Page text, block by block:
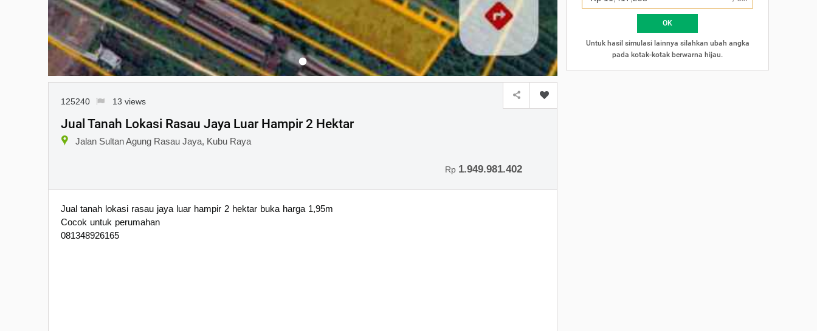
125240 13 views
Jual Tanah Lokasi Rasau Jaya Luar Hampir 2 Hektar
Jalan Sultan Agung Rasau Jaya, Kubu Raya
Rp 1.949.981.402
Jual tanah lokasi rasau jaya luar hampir 2 hektar buka harga 1,95m
Cocok untuk perumahan
081348926165
OK
Untuk hasil simulasi lainnya silahkan ubah angka
pada kotak-kotak berwarna hijau.